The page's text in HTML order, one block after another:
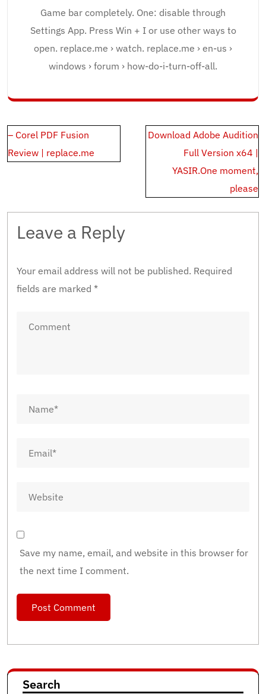
Game bar completely. One: disable through
Settings App. Press Win + I or use other ways to
open. replace.me › watch. replace.me › en-us ›
windows › forum › how-do-i-turn-off-all.
Post
navigation
– Corel PDF Fusion
Review | replace.me
Download Adobe Audition
Full Version x64 |
YASIR.One moment,
please
Leave a Reply
Your email address will not be published. Required
fields are marked *
Save my name, email, and website in this browser for
the next time I comment.
Search